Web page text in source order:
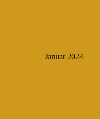
Januar 2024